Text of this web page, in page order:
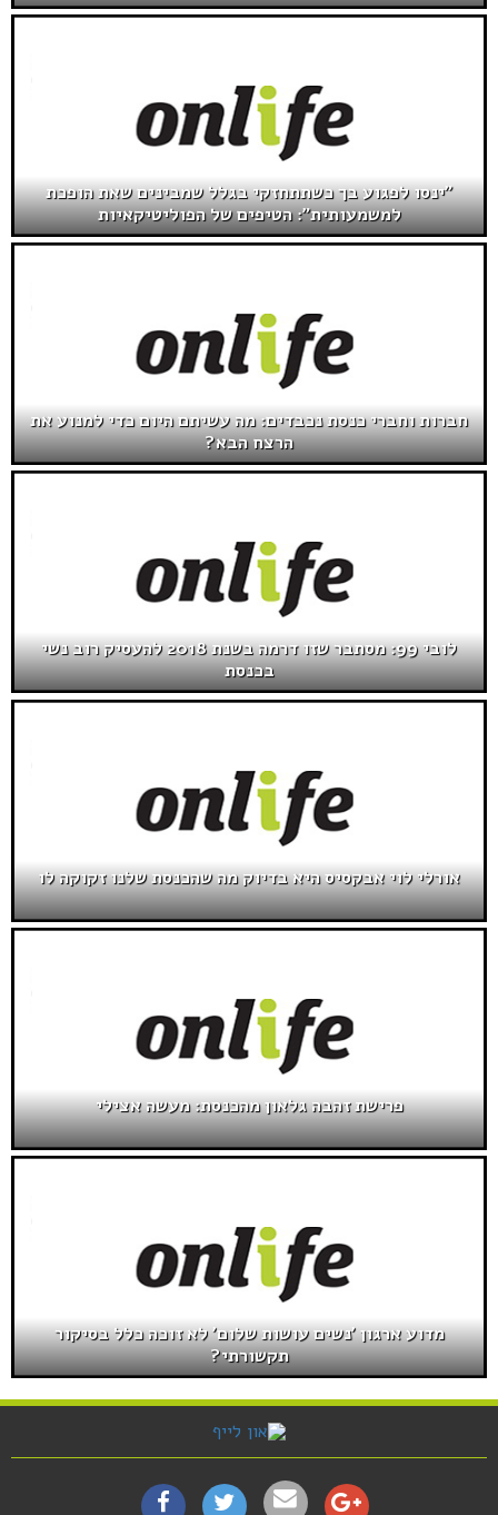
"ינסו לפגוע בך כשתתחזקי בגלל שמבינים שאת הופכת
למשמעותית": הטיפים של הפוליטיקאיות
חברות וחברי כנסת נכבדים: מה עשיתם היום כדי למנוע את
הרצח הבא?
לובי 99: מסתבר שזו דרמה בשנת 2018 להעסיק רוב נשי
בכנסת
אורלי לוי אבקסיס היא בדיוק מה שהכנסת שלנו זקוקה לו
פרישת זהבה גלאון מהכנסת: מעשה אצילי
מדוע ארגון 'נשים עושות שלום' לא זוכה כלל בסיקור
תקשורתי?